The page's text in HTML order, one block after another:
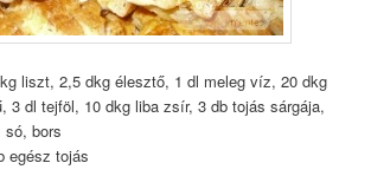
liszt, 2,5 dkg élesztő, 1 dl meleg víz, 20 dkg
3 dl tejföl, 10 dkg liba zsír, 3 db tojás sárgája,
só, bors
egész tojás